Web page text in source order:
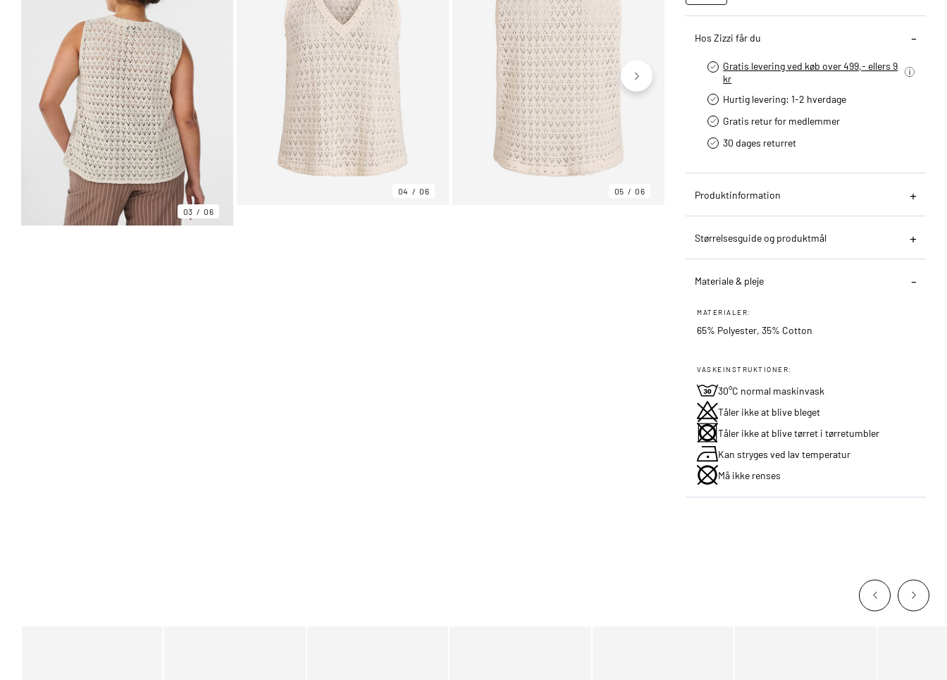
03 06
04 06 05 06
Hos Zizzi får du
Gratis levering ved køb over 499,- ellers 9
kr
Hurtig levering­: 1-2 hverdage
Gratis retur for medlemmer
30 dages returret
Produktinformation
Størrelsesguide og produktmål
Materiale & pleje
MATERIALER:
65% Polyester, 35% Cotton
VASKEINSTRUKTIONER:
30°C normal maskinvask
Tåler ikke at blive bleget
Tåler ikke at blive tørret i tørretumbler
Kan stryges ved lav temperatur
Må ikke renses